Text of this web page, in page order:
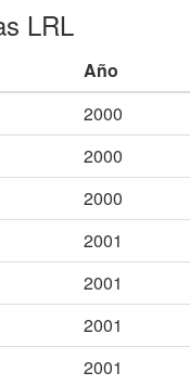
LRL
Año
2000
2000
2000
2001
2001
2001
2001